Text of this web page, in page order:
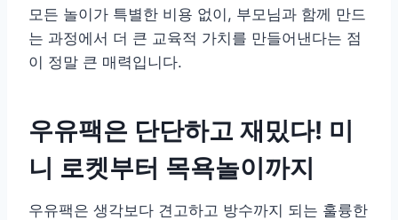
모든 놀이가 특별한 비용 없이, 부모님과 함께 만드
는 과정에서 더 큰 교육적 가치를 만들어낸다는 점
이 정말 큰 매력입니다.
우유팩은 단단하고 재밌다! 미
니 로켓부터 목욕놀이까지
우유팩은 생각보다 견고하고 방수까지 되는 훌륭한